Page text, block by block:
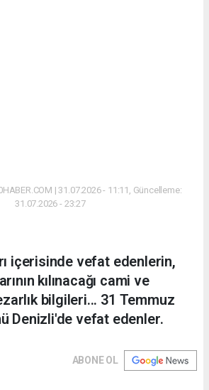
| 31.07.2026 - 11:11, Güncelleme:
31.07.2026 - 23:27
içerisinde vefat edenlerin,
kılınacağı cami ve
bilgileri... 31 Temmuz
Denizli'de vefat edenler.
ABONE OL